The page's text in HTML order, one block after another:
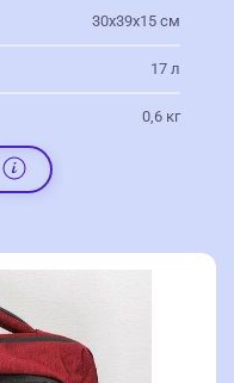
30х39х15 см
17 л
0,6 кг